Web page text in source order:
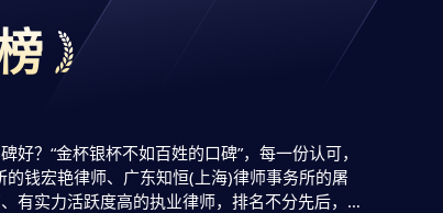
？“金杯银杯不如百姓的口碑”，每一份认可，
钱宏艳律师、广东知恒(上海)律师事务所的屠
有实力活跃度高的执业律师，排名不分先后，仅